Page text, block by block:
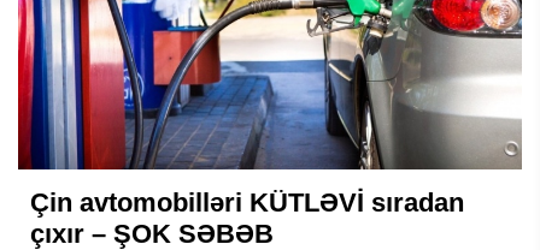
Çin avtomobilləri KÜTLƏVİ sıradan
çıxır – ŞOK SƏBƏB